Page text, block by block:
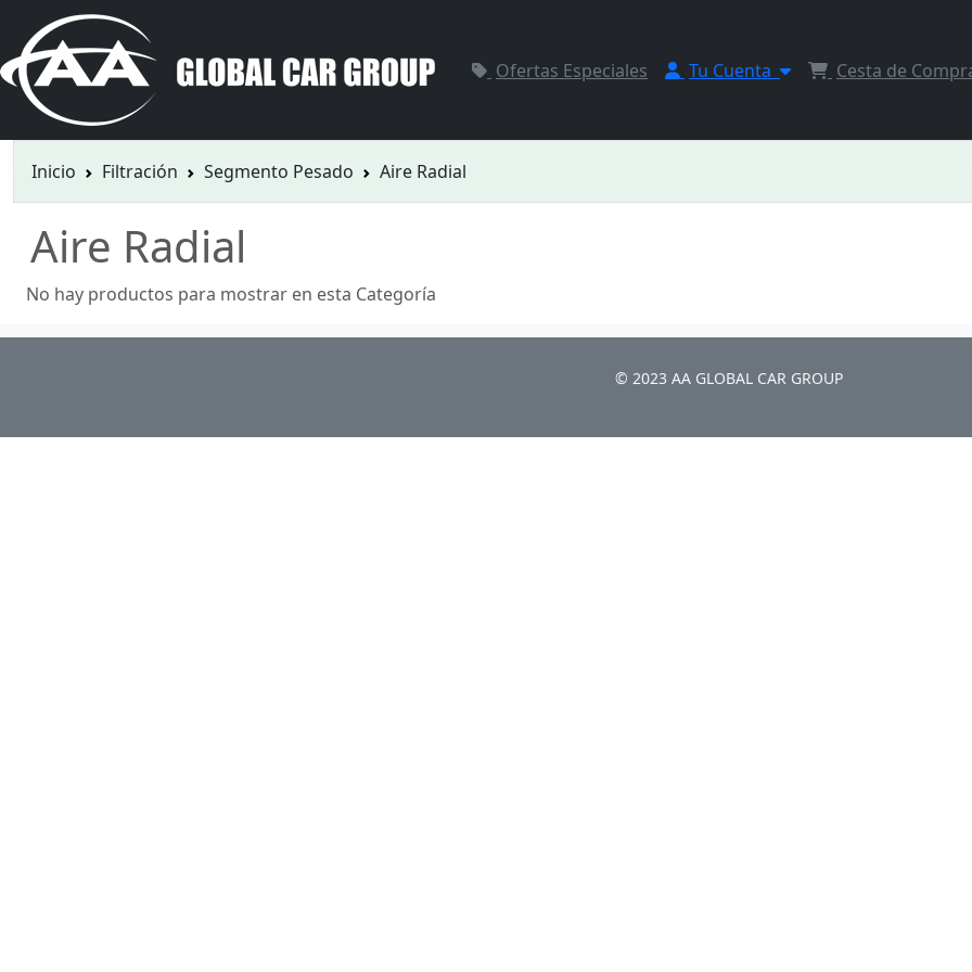
Ofertas Especiales Tu Cuenta Cesta de
Inicio Filtración Segmento Pesado Aire Radial
Aire Radial
No hay productos para mostrar en esta Categoría
© 2023 AA GLOBAL CAR GROUP